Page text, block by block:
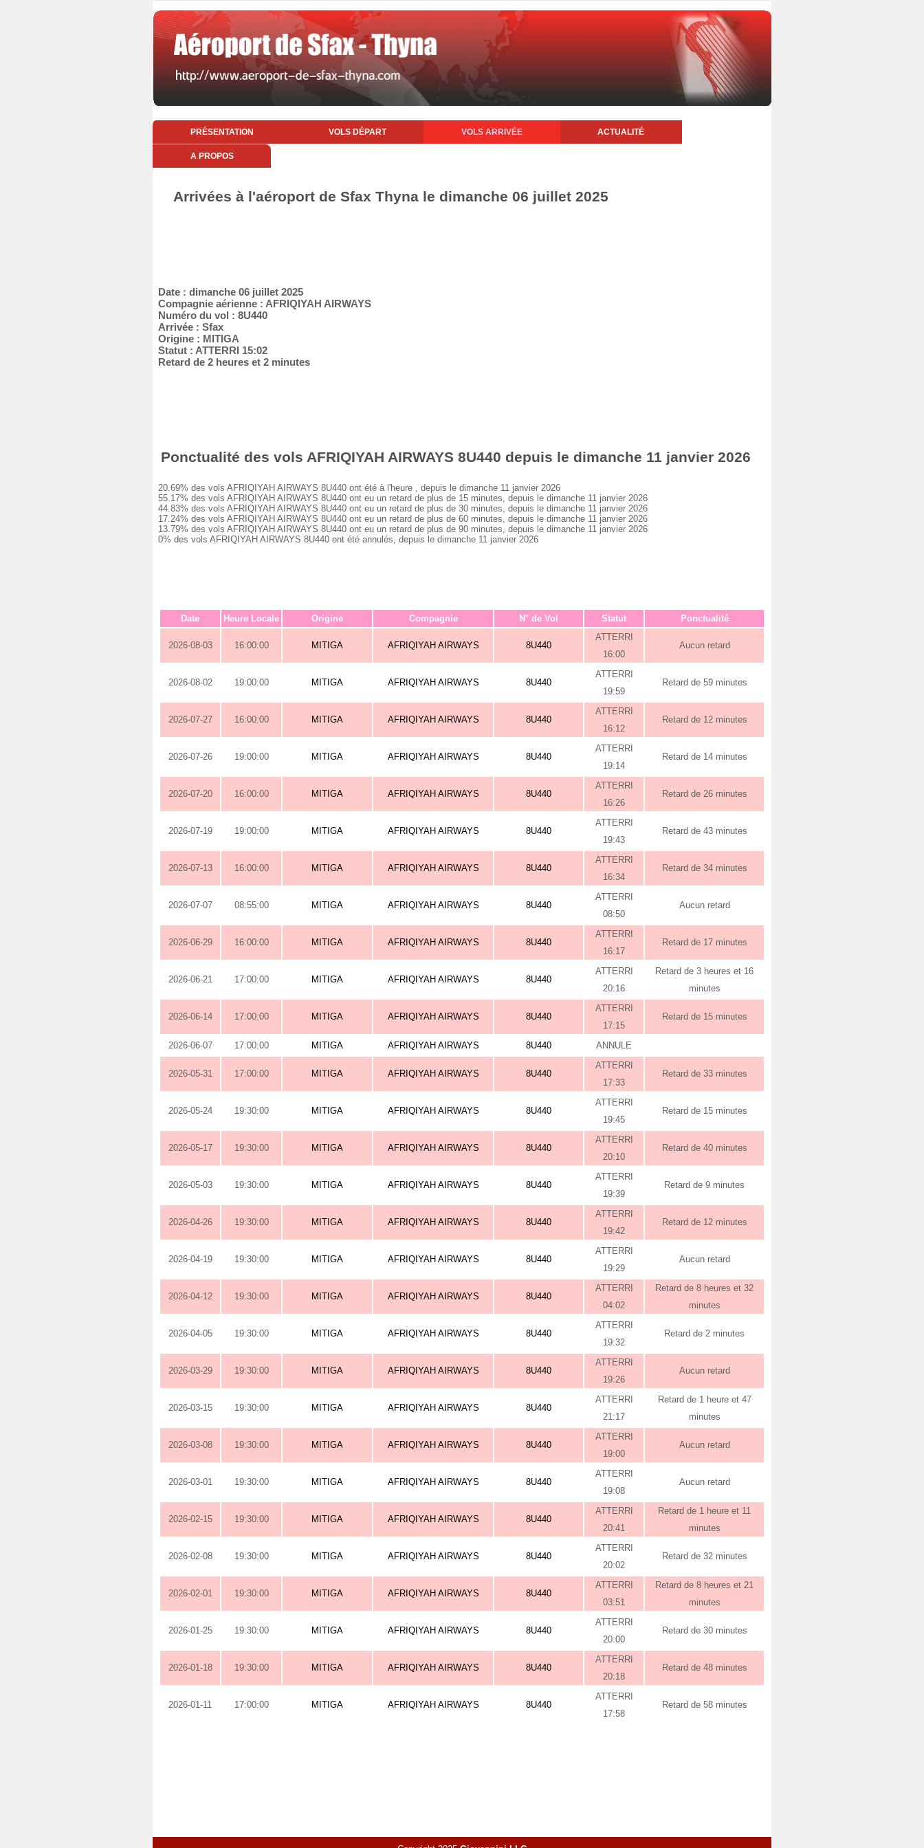
PRÉSENTATION VOLS DÉPART VOLS ARRIVÉE ACTUALITÉ
A PROPOS
Arrivées à l'aéroport de Sfax Thyna le dimanche 06 juillet 2025
Date : dimanche 06 juillet 2025
Compagnie aérienne : AFRIQIYAH AIRWAYS
Numéro du vol : 8U440
Arrivée : Sfax
Origine : MITIGA
Statut : ATTERRI 15:02
Retard de 2 heures et 2 minutes
Ponctualité des vols AFRIQIYAH AIRWAYS 8U440 depuis le dimanche 11 janvier 2026
20.69% des vols AFRIQIYAH AIRWAYS 8U440 ont été à l'heure , depuis le dimanche 11 janvier 2026
55.17% des vols AFRIQIYAH AIRWAYS 8U440 ont eu un retard de plus de 15 minutes, depuis le dimanche 11 janvier 2026
44.83% des vols AFRIQIYAH AIRWAYS 8U440 ont eu un retard de plus de 30 minutes, depuis le dimanche 11 janvier 2026
17.24% des vols AFRIQIYAH AIRWAYS 8U440 ont eu un retard de plus de 60 minutes, depuis le dimanche 11 janvier 2026
13.79% des vols AFRIQIYAH AIRWAYS 8U440 ont eu un retard de plus de 90 minutes, depuis le dimanche 11 janvier 2026
0% des vols AFRIQIYAH AIRWAYS 8U440 ont été annulés, depuis le dimanche 11 janvier 2026
Date Heure Locale Origine Compagnie N° de Vol Statut Ponctualité
2026-08-03 16:00:00 MITIGA AFRIQIYAH AIRWAYS 8U440
ATTERRI
16:00
Aucun retard
2026-08-02 19:00:00 MITIGA AFRIQIYAH AIRWAYS 8U440
ATTERRI
19:59
Retard de 59 minutes
2026-07-27 16:00:00 MITIGA AFRIQIYAH AIRWAYS 8U440
ATTERRI
16:12
Retard de 12 minutes
2026-07-26 19:00:00 MITIGA AFRIQIYAH AIRWAYS 8U440
ATTERRI
19:14
Retard de 14 minutes
2026-07-20 16:00:00 MITIGA AFRIQIYAH AIRWAYS 8U440
ATTERRI
16:26
Retard de 26 minutes
2026-07-19 19:00:00 MITIGA AFRIQIYAH AIRWAYS 8U440
ATTERRI
19:43
Retard de 43 minutes
2026-07-13 16:00:00 MITIGA AFRIQIYAH AIRWAYS 8U440
ATTERRI
16:34
Retard de 34 minutes
2026-07-07 08:55:00 MITIGA AFRIQIYAH AIRWAYS 8U440
ATTERRI
08:50
Aucun retard
2026-06-29 16:00:00 MITIGA AFRIQIYAH AIRWAYS 8U440
ATTERRI
16:17
Retard de 17 minutes
2026-06-21 17:00:00 MITIGA AFRIQIYAH AIRWAYS 8U440
ATTERRI
20:16
Retard de 3 heures et 16
minutes
2026-06-14 17:00:00 MITIGA AFRIQIYAH AIRWAYS 8U440
ATTERRI
17:15
Retard de 15 minutes
2026-06-07 17:00:00 MITIGA AFRIQIYAH AIRWAYS 8U440 ANNULE
2026-05-31 17:00:00 MITIGA AFRIQIYAH AIRWAYS 8U440
ATTERRI
17:33
Retard de 33 minutes
2026-05-24 19:30:00 MITIGA AFRIQIYAH AIRWAYS 8U440
ATTERRI
19:45
Retard de 15 minutes
2026-05-17 19:30:00 MITIGA AFRIQIYAH AIRWAYS 8U440
ATTERRI
20:10
Retard de 40 minutes
2026-05-03 19:30:00 MITIGA AFRIQIYAH AIRWAYS 8U440
ATTERRI
19:39
Retard de 9 minutes
2026-04-26 19:30:00 MITIGA AFRIQIYAH AIRWAYS 8U440
ATTERRI
19:42
Retard de 12 minutes
2026-04-19 19:30:00 MITIGA AFRIQIYAH AIRWAYS 8U440
ATTERRI
19:29
Aucun retard
2026-04-12 19:30:00 MITIGA AFRIQIYAH AIRWAYS 8U440
ATTERRI
04:02
Retard de 8 heures et 32
minutes
2026-04-05 19:30:00 MITIGA AFRIQIYAH AIRWAYS 8U440
ATTERRI
19:32
Retard de 2 minutes
2026-03-29 19:30:00 MITIGA AFRIQIYAH AIRWAYS 8U440
ATTERRI
19:26
Aucun retard
2026-03-15 19:30:00 MITIGA AFRIQIYAH AIRWAYS 8U440
ATTERRI
21:17
Retard de 1 heure et 47
minutes
2026-03-08 19:30:00 MITIGA AFRIQIYAH AIRWAYS 8U440
ATTERRI
19:00
Aucun retard
2026-03-01 19:30:00 MITIGA AFRIQIYAH AIRWAYS 8U440
ATTERRI
19:08
Aucun retard
2026-02-15 19:30:00 MITIGA AFRIQIYAH AIRWAYS 8U440
ATTERRI
20:41
Retard de 1 heure et 11
minutes
2026-02-08 19:30:00 MITIGA AFRIQIYAH AIRWAYS 8U440
ATTERRI
20:02
Retard de 32 minutes
2026-02-01 19:30:00 MITIGA AFRIQIYAH AIRWAYS 8U440
ATTERRI
03:51
Retard de 8 heures et 21
minutes
2026-01-25 19:30:00 MITIGA AFRIQIYAH AIRWAYS 8U440
ATTERRI
20:00
Retard de 30 minutes
2026-01-18 19:30:00 MITIGA AFRIQIYAH AIRWAYS 8U440
ATTERRI
20:18
Retard de 48 minutes
2026-01-11 17:00:00 MITIGA AFRIQIYAH AIRWAYS 8U440
ATTERRI
17:58
Retard de 58 minutes